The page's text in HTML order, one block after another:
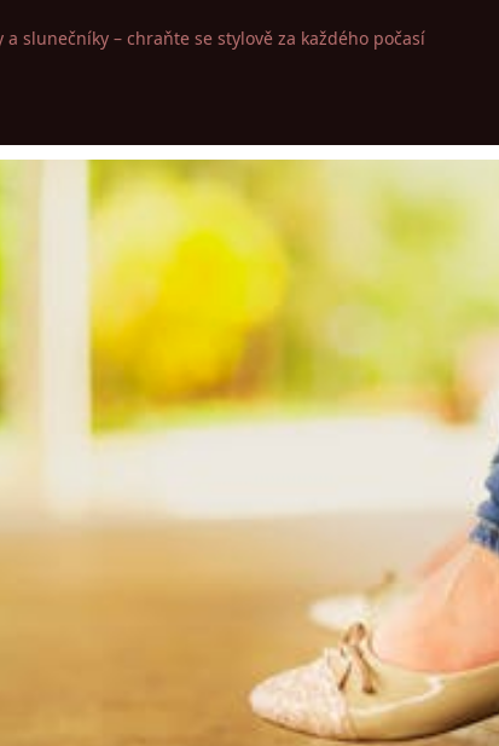
a slunečníky – chraňte se stylově za každého počasí